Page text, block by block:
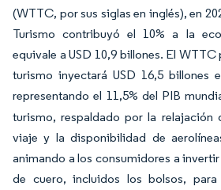
(WTTC, por sus siglas en inglés), en
Turismo contribuyó el 10% a la
equivale a USD 10,9 billones. El WTTC
turismo inyectará USD 16,5 billones
representando el 11,5% del PIB
turismo, respaldado por la relajación
viaje y la disponibilidad de
animando a los consumidores a
de cuero, incluidos los bolsos,